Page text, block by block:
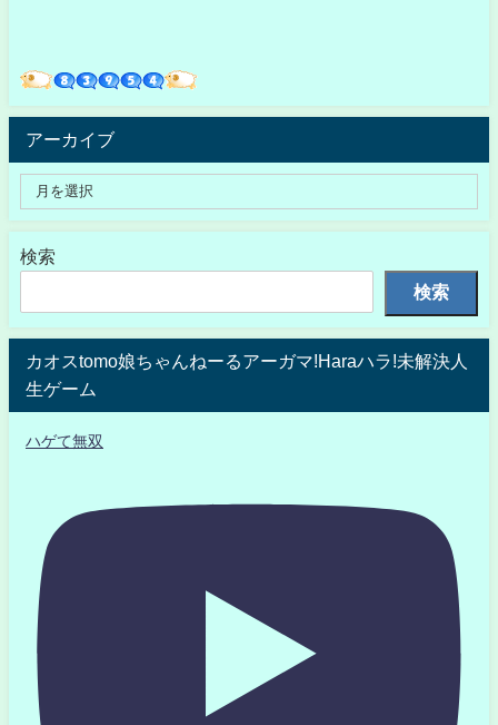
アーカイブ
検索
検索
カオスtomo娘ちゃんねーるアーガマ!Haraハラ!未解決人
生ゲーム
ハゲて無双